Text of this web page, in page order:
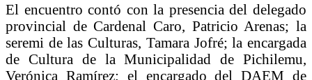
El encuentro contó con la presencia del delegado
provincial de Cardenal Caro, Patricio Arenas; la
seremi de las Culturas, Tamara Jofré; la encargada
de Cultura de la Municipalidad de Pichilemu,
Verónica Ramírez; el encargado del DAEM de